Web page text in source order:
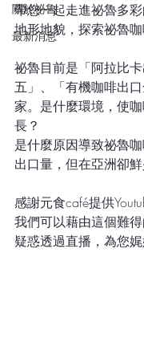
關於祕魯
最新消息
帶您一起走進祕魯多
地形地貌，探索祕魯咖
祕魯目前是「阿拉比
五」、「有機咖啡出
家。是什麼環境，使
長？
是什麼原因導致祕魯
出口量，但在亞洲卻
感謝元食café提供
我們可以藉由這個難
疑惑透過直播，為您娓